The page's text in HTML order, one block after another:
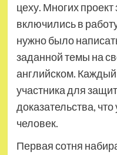
цеху. Многих
включились в
нужно было
заданной темы на
английском.
участника для
доказательства,
человек.
Первая сотня